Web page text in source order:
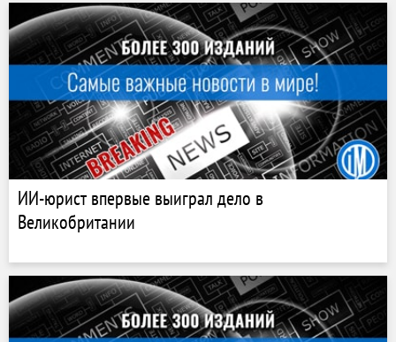
ИИ-юрист впервые выиграл дело в
Великобритании